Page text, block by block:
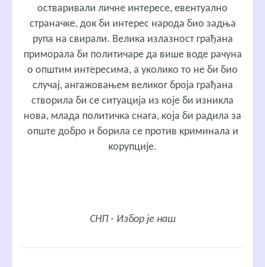
остваривали личне интересе, евентуално
страначке, док би интерес народа био задња
рупа на свирали. Велика излазност грађана
приморала би политичаре да више воде рачуна
о општим интересима, а уколико то не би био
случај, ангажовањем великог броја грађана
створила би се ситуација из које би изникла
нова, млада политичка снага, која би радила за
опште добро и борила се против криминала и
корупције.
СНП - Избор је наш